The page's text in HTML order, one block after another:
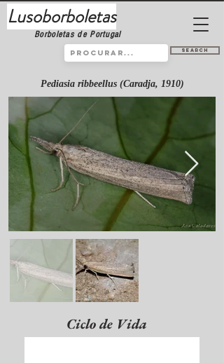
Lusoborboletas
Borboletas de Portugal
Search
Pediasia ribbeellus (Caradja, 1910)
Ciclo de Vida